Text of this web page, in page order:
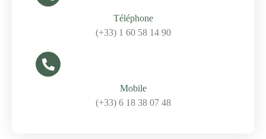
Téléphone
(+33) 1 60 58 14 90
Mobile
(+33) 6 18 38 07 48